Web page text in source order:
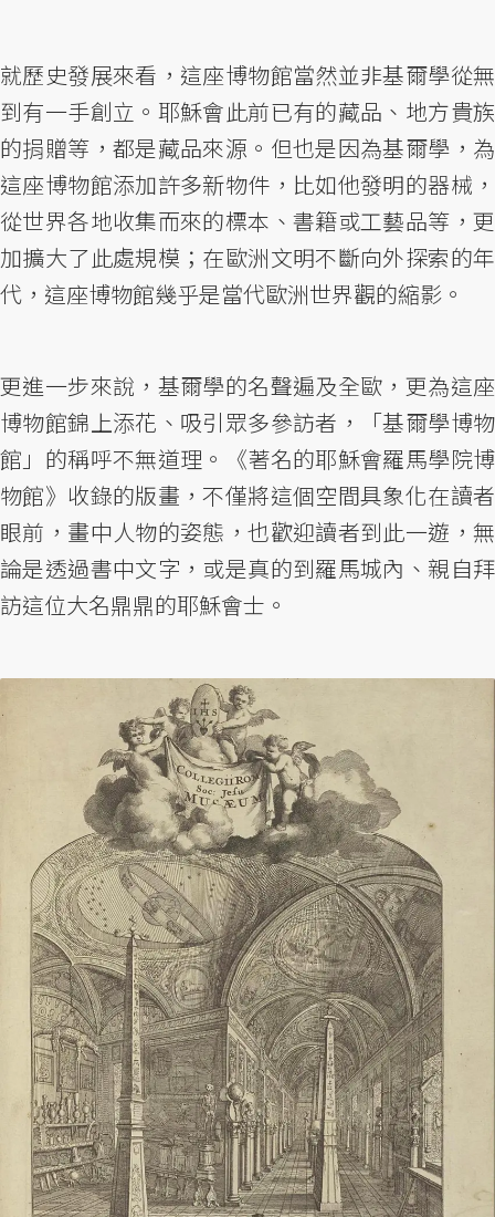
就歷史發展來看，這座博物館當然並非基爾學從無
到有一手創立。耶穌會此前已有的藏品、地方貴族
的捐贈等，都是藏品來源。但也是因為基爾學，為
這座博物館添加許多新物件，比如他發明的器械，
從世界各地收集而來的標本、書籍或工藝品等，更
加擴大了此處規模；在歐洲文明不斷向外探索的年
代，這座博物館幾乎是當代歐洲世界觀的縮影。
更進一步來說，基爾學的名聲遍及全歐，更為這座
博物館錦上添花、吸引眾多參訪者，「基爾學博物
館」的稱呼不無道理。《著名的耶穌會羅馬學院博
物館》收錄的版畫，不僅將這個空間具象化在讀者
眼前，畫中人物的姿態，也歡迎讀者到此一遊，無
論是透過書中文字，或是真的到羅馬城內、親自拜
訪這位大名鼎鼎的耶穌會士。